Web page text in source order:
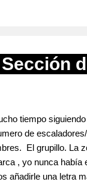
tiempo
de
El grupillo. La
, yo nunca había
añadirle una letra